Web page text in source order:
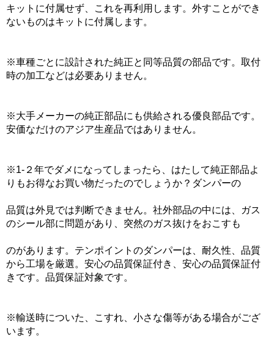
キットに付属せず、これを再利用します。外すことができ
ないものはキットに付属します。
※車種ごとに設計された純正と同等品質の部品です。取付
時の加工などは必要ありません。
※大手メーカーの純正部品にも供給される優良部品です。
安価なだけのアジア生産品ではありません。
※1-２年でダメになってしまったら、はたして純正部品よ
りもお得なお買い物だったのでしょうか？ダンパーの
品質は外見では判断できません。社外部品の中には、ガス
のシール部に問題があり、突然のガス抜けをおこすも
のがあります。テンポイントのダンパーは、耐久性、品質
から工場を厳選。安心の品質保証付き、安心の品質保証付
きです。品質保証対象です。
※輸送時についた、こすれ、小さな傷等がある場合がござ
います。